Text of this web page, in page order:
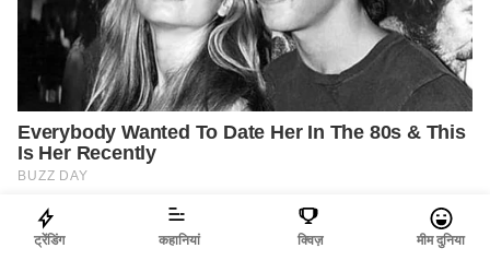
ट्रेंडिंग कहानियां क्विज़ मीम दुनिया